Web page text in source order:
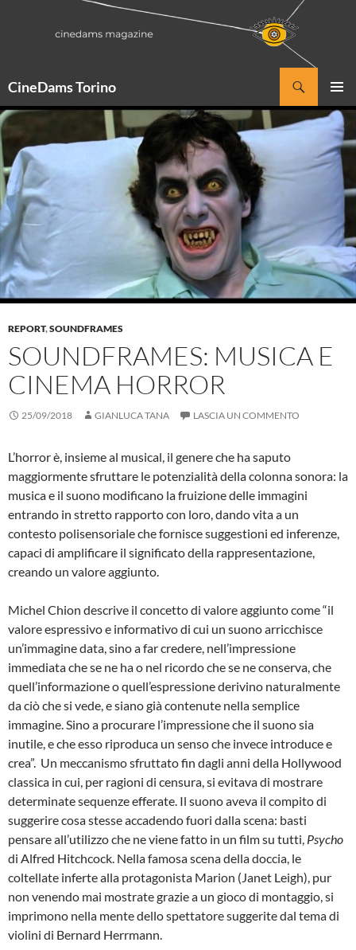
CineDams Torino
MENU
REPORT,SOUNDFRAMES
SOUNDFRAMES: MUSICA E
CINEMA HORROR
25/09/2018 GIANLUCA TANA LASCIA UN COMMENTO
L’horror è, insieme al musical, il genere che ha saputo
maggiormente sfruttare le potenzialità della colonna sonora: la
musica e il suono modificano la fruizione delle immagini
entrando in stretto rapporto con loro, dando vita a un
contesto polisensoriale che fornisce suggestioni ed inferenze,
capaci di amplificare il significato della rappresentazione,
creando un valore aggiunto.
Michel Chion descrive il concetto di valore aggiunto come “il
valore espressivo e informativo di cui un suono arricchisce
un’immagine data, sino a far credere, nell’impressione
immediata che se ne ha o nel ricordo che se ne conserva, che
quell’informazione o quell’espressione derivino naturalmente
da ciò che si vede, e siano già contenute nella semplice
immagine. Sino a procurare l’impressione che il suono sia
inutile, e che esso riproduca un senso che invece introduce e
crea”. Un meccanismo sfruttato fin dagli anni della Hollywood
classica in cui, per ragioni di censura, si evitava di mostrare
determinate sequenze efferate. Il suono aveva il compito di
suggerire cosa stesse accadendo fuori dalla scena: basti
pensare all’utilizzo che ne viene fatto in un film su tutti, Psycho
di Alfred Hitchcock. Nella famosa scena della doccia, le
coltellate inferte alla protagonista Marion (Janet Leigh), pur
non venendo mai mostrate grazie a un gioco di montaggio, si
imprimono nella mente dello spettatore suggerite dal tema di
violini di Bernard Herrmann.